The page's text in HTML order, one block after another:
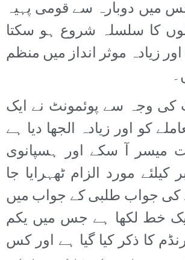
میں دوبارہ سے قومی پہیہ
کا سلسلہ شروع ہو سکتا
تھا اور CDR’s اور زیادہ موثر انداز میں منظم
کی وجہ سے پوئمونٹ نے ایک
کو اور زیادہ الجھا دیا ہے
میسر آ سکے اور ہسپانوی
مورد الزام ٹھہرایا جا
کی جواب طلبی کے جواب میں
خط لکھا ہے جس میں یکم
کا ذکر کیا گیا ہے اور کس